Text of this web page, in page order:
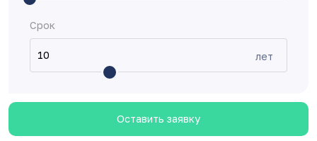
Срок
лет
Оставить заявку